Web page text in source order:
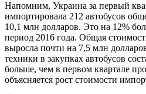
Напомним, Украина за первый
импортировала 212 автобусов
10,1 млн долларов. Это на 12%
период 2016 года. Общая
выросла почти на 7,5 млн
техники в закупках автобусов
больше, чем в первом квартале
объясняется рост стоимости